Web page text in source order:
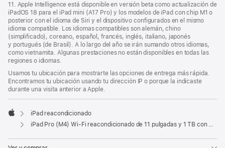
11. Apple Intelligence está disponible en versión beta como actualización de
iPadOS 18 para el iPad mini (A17 Pro) y los modelos de iPad con chip M1 o
posterior con el idioma de Siri y el dispositivo configurados en el mismo
idioma compatible. Los idiomas compatibles son alemán, chino
(simplificado), coreano, español, francés, inglés, italiano, japonés
y portugués (de Brasil). A lo largo del año se irán sumando otros idiomas,
como vietnamita. Algunas prestaciones no están disponibles en todas las
regiones o idiomas.
Usamos tu ubicación para mostrarte las opciones de entrega más rápida.
Encontramos tu ubicación usando tu dirección IP o porque la indicaste
durante una visita anterior a Apple.
Apple
iPad reacondicionado
iPad Pro (M4) Wi-Fi reacondicionado de 11 pulgadas y 1 TB con vidrio estándar - Plata